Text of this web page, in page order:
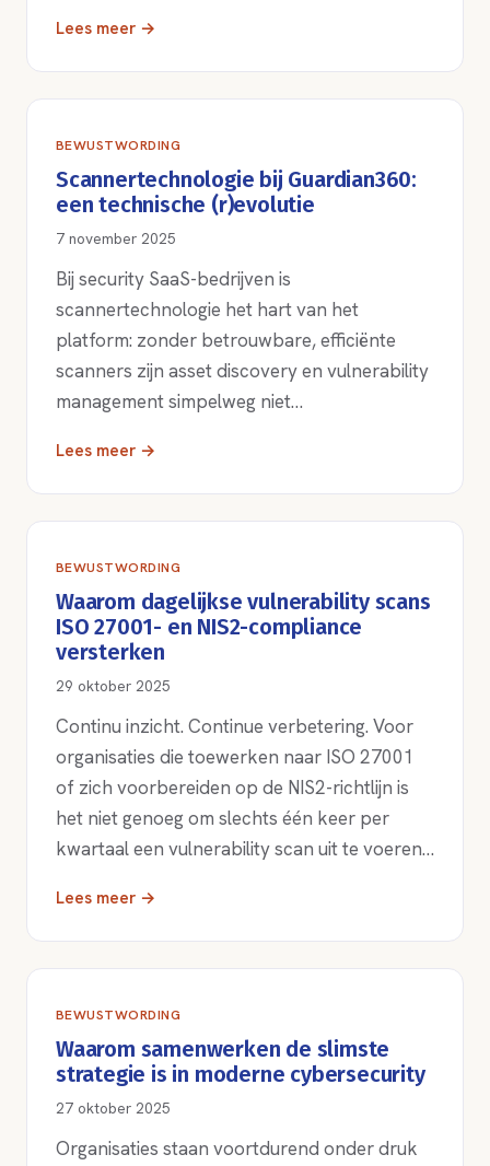
Lees meer →
BEWUSTWORDING
Scannertechnologie bij Guardian360:
een technische (r)evolutie
7 november 2025
Bij security SaaS-bedrijven is
scannertechnologie het hart van het
platform: zonder betrouwbare, efficiënte
scanners zijn asset discovery en vulnerability
management simpelweg niet…
Lees meer →
BEWUSTWORDING
Waarom dagelijkse vulnerability scans
ISO 27001- en NIS2-compliance
versterken
29 oktober 2025
Continu inzicht. Continue verbetering. Voor
organisaties die toewerken naar ISO 27001
of zich voorbereiden op de NIS2-richtlijn is
het niet genoeg om slechts één keer per
kwartaal een vulnerability scan uit te voeren…
Lees meer →
BEWUSTWORDING
Waarom samenwerken de slimste
strategie is in moderne cybersecurity
27 oktober 2025
Organisaties staan voortdurend onder druk